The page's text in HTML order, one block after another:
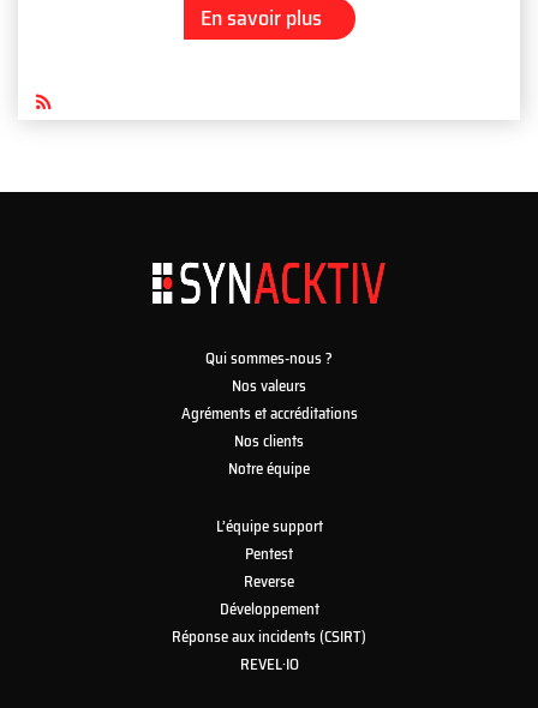
En savoir plus
Qui sommes-nous ?
Nos valeurs
Agréments et accréditations
Nos clients
Notre équipe
L’équipe support
Pentest
Reverse
Développement
Réponse aux incidents (CSIRT)
REVEL·IO